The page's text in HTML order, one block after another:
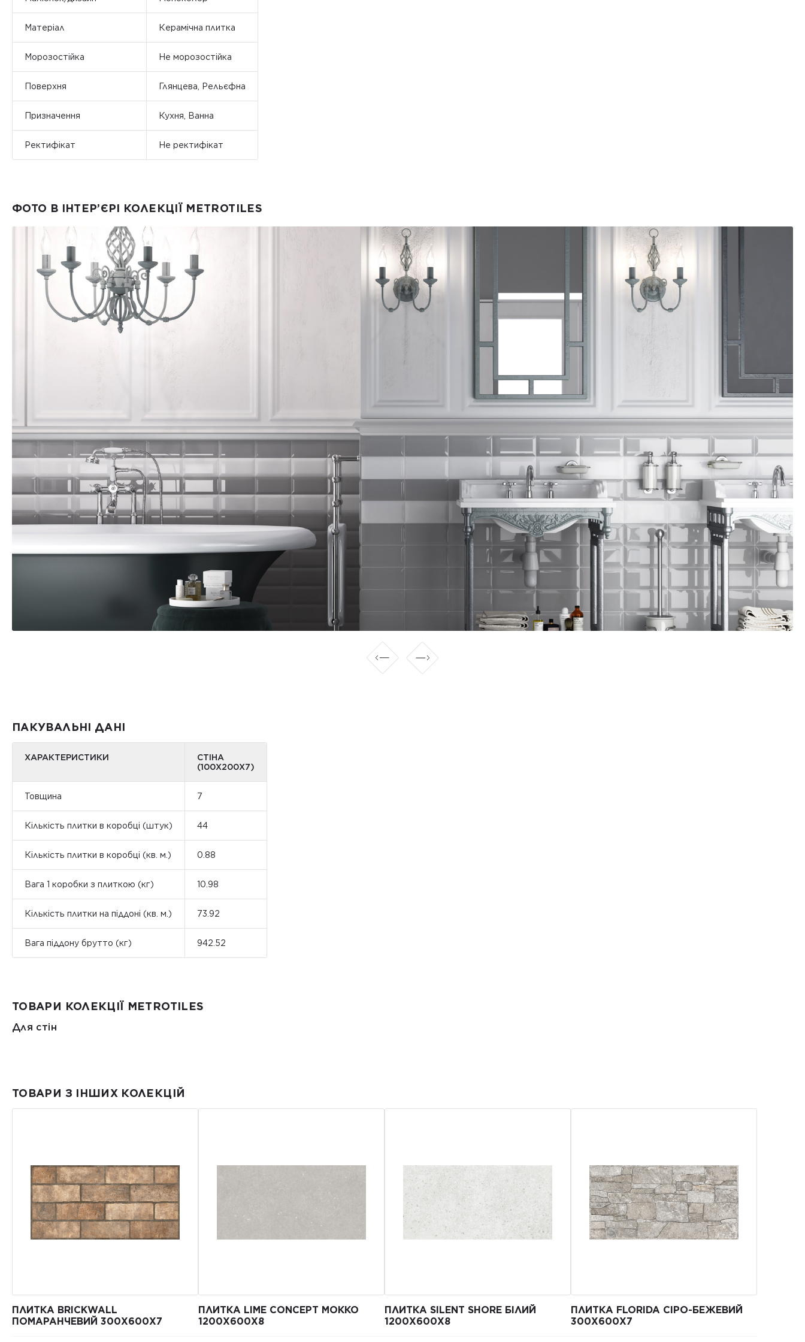
Матеріал Керамічна плитка
Морозостійка Не морозостійка
Поверхня Глянцева, Рельєфна
Призначення Кухня, Ванна
Ректифікат Не ректифікат
ФОТО В ІНТЕР’ЄРІ КОЛЕКЦІЇ METROTILES
ПАКУВАЛЬНІ ДАНІ
ХАРАКТЕРИСТИКИ
СТІНА
(100Х200Х7)
Товщина 7
Кількість плитки в коробці (штук) 44
Кількість плитки в коробці (кв. м.) 0.88
Вага 1 коробки з плиткою (кг) 10.98
Кількість плитки на піддоні (кв. м.) 73.92
Вага піддону брутто (кг) 942.52
ТОВАРИ КОЛЕКЦІЇ METROTILES
Для стін
ТОВАРИ З ІНШИХ КОЛЕКЦІЙ
ПЛИТКА BRICKWALL
ПОМАРАНЧЕВИЙ 300Х600Х7
ПЛИТКА LIME CONCEPT МОККО
1200Х600Х8
ПЛИТКА SILENT SHORE БІЛИЙ
1200Х600Х8
ПЛИТКА FLORIDA СІРО-БЕЖЕВИЙ
300Х600Х7